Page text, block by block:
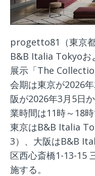
progetto81（東京都
B&B Italia Tokyoお
展示「The
会期は東京が2026
阪が2026年3月5日
業時間は11時～18
東京はB&B Italia
3）、大阪はB&B
区西心斎橋1-13-15
施する。